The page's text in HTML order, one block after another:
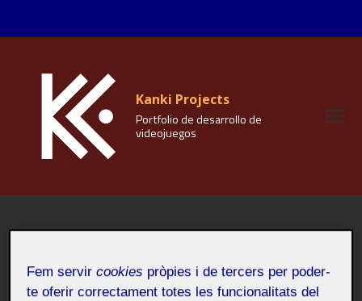
Kanki Projects
Portfolio de desarrollo de
videojuegos
Inici / Game Jams
Fem servircookies pròpies i de tercers per poder-
te oferir correctament totes les funcionalitats del